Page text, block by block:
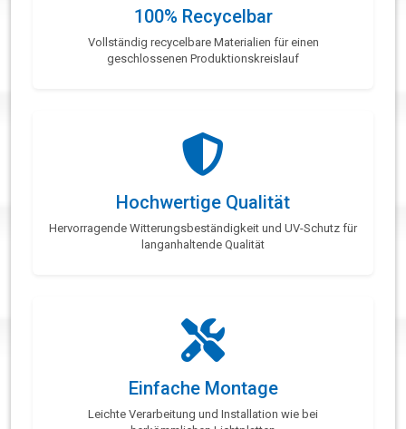
100% Recycelbar
Vollständig recycelbare Materialien für einen
geschlossenen Produktionskreislauf
Hochwertige Qualität
Hervorragende Witterungsbeständigkeit und UV-Schutz für
langanhaltende Qualität
Einfache Montage
Leichte Verarbeitung und Installation wie bei